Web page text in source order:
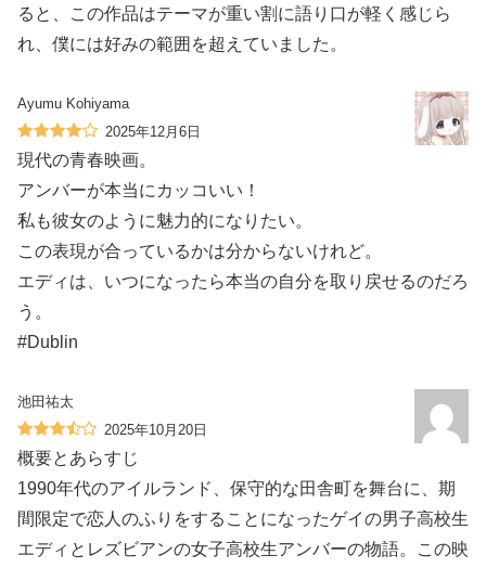
ると、この作品はテーマが重い割に語り口が軽く感じら
れ、僕には好みの範囲を超えていました。
Ayumu Kohiyama
2025年12月6日
現代の青春映画。
アンバーが本当にカッコいい！
私も彼女のように魅力的になりたい。
この表現が合っているかは分からないけれど。
エディは、いつになったら本当の自分を取り戻せるのだろ
う。
#Dublin
池田祐太
2025年10月20日
概要とあらすじ
1990年代のアイルランド、保守的な田舎町を舞台に、期
間限定で恋人のふりをすることになったゲイの男子高校生
エディとレズビアンの女子高校生アンバーの物語。この映